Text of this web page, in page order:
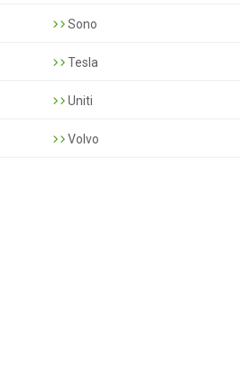
Sono
Tesla
Uniti
Volvo